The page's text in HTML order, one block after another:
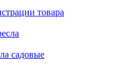
товара
садовые